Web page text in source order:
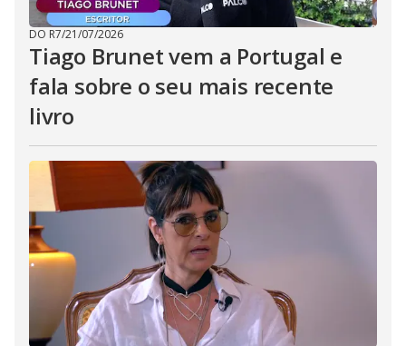
DO R7/21/07/2026
Tiago Brunet vem a Portugal e
fala sobre o seu mais recente
livro